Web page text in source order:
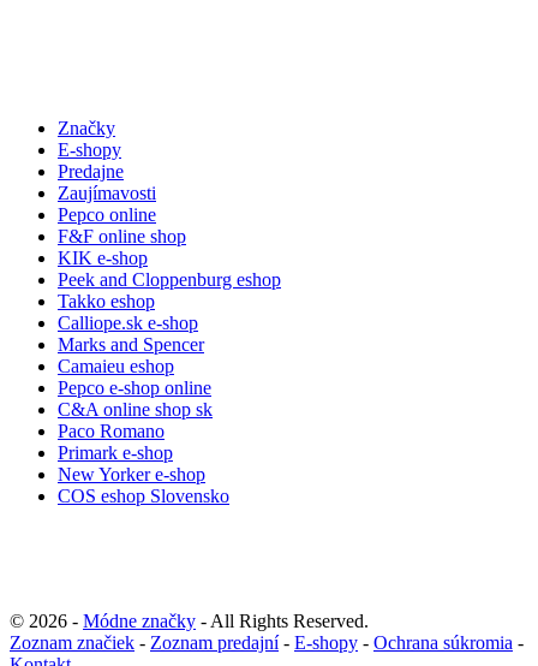
Značky
E-shopy
Predajne
Zaujímavosti
Pepco online
F&F online shop
KIK e-shop
Peek and Cloppenburg eshop
Takko eshop
Calliope.sk e-shop
Marks and Spencer
Camaieu eshop
Pepco e-shop online
C&A online shop sk
Paco Romano
Primark e-shop
New Yorker e-shop
COS eshop Slovensko
© 2026 - Módne značky - All Rights Reserved.
Zoznam značiek - Zoznam predajní- E-shopy - Ochrana súkromia -